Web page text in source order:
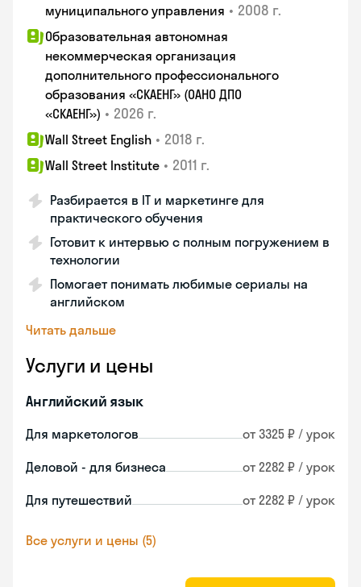
муниципального управления • 2008 г.
Образовательная автономная
некоммерческая организация
дополнительного профессионального
образования «СКАЕНГ» (ОАНО ДПО
«СКАЕНГ») • 2026 г.
Wall Street English • 2018 г.
Wall Street Institute • 2011 г.
Разбирается в IT и маркетинге для
практического обучения
Готовит к интервью с полным погружением в
технологии
Помогает понимать любимые сериалы на
английском
Читать дальше
Услуги и цены
Английский язык
Для маркетологов от 3325 ₽ / урок
Деловой - для бизнеса от 2282 ₽ / урок
Для путешествий от 2282 ₽ / урок
Все услуги и цены (5)